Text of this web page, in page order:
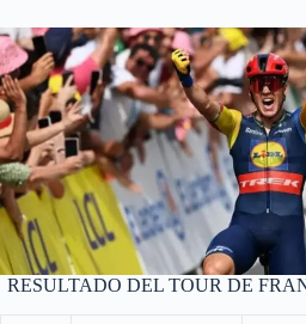
RESULTADO DEL TOUR DE